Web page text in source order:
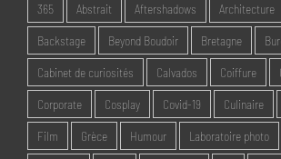
365 Abstrait Aftershadows Architecture
Backstage Beyond Boudoir Bretagne
Cabinet de curiosités Calvados Coiffure
Corporate Cosplay Covid-19 Culinaire
Film Grèce Humour Laboratoire photo